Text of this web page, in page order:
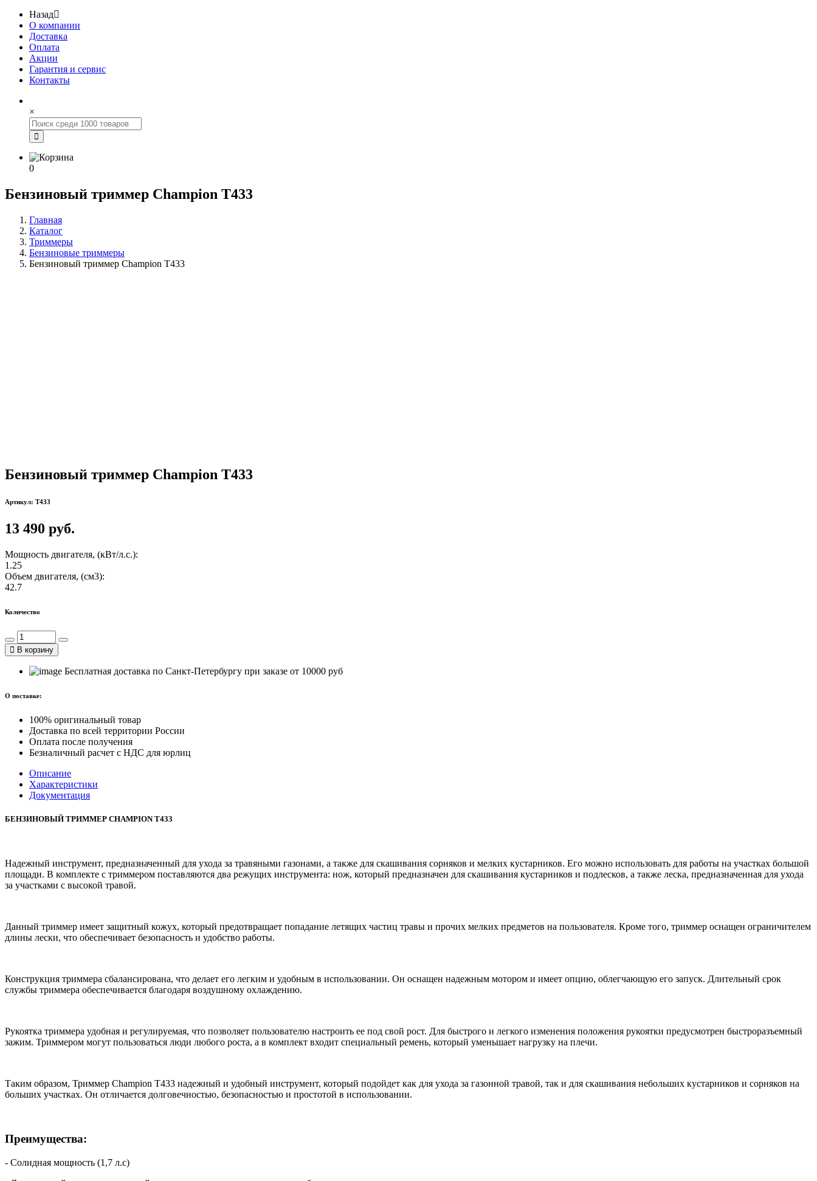
Назад
О компании
Доставка
Оплата
Акции
Гарантия и сервис
Контакты
×
0
Бензиновый триммер Champion Т433
Главная
Каталог
Триммеры
Бензиновые триммеры
Бензиновый триммер Champion Т433
Бензиновый триммер Champion Т433
Артикул: T433
13 490 руб.
Мощность двигателя, (кВт/л.с.):
1.25
Объем двигателя, (см3):
42.7
Количество
В корзину
Бесплатная доставка по Санкт-Петербургу при заказе от 10000 руб
О поставке:
100% оригинальный товар
Доставка по всей территории России
Оплата после получения
Безналичный расчет с НДС для юрлиц
Описание
Характеристики
Документация
БЕНЗИНОВЫЙ ТРИММЕР CHAMPION Т433
Надежный инструмент, предназначенный для ухода за травяными газонами, а также для скашивания сорняков и мелких кустарников. Его можно использовать для работы на участках большой
площади. В комплекте с триммером поставляются два режущих инструмента: нож, который предназначен для скашивания кустарников и подлесков, а также леска, предназначенная для ухода
за участками с высокой травой.
Данный триммер имеет защитный кожух, который предотвращает попадание летящих частиц травы и прочих мелких предметов на пользователя. Кроме того, триммер оснащен ограничителем
длины лески, что обеспечивает безопасность и удобство работы.
Конструкция триммера сбалансирована, что делает его легким и удобным в использовании. Он оснащен надежным мотором и имеет опцию, облегчающую его запуск. Длительный срок
службы триммера обеспечивается благодаря воздушному охлаждению.
Рукоятка триммера удобная и регулируемая, что позволяет пользователю настроить ее под свой рост. Для быстрого и легкого изменения положения рукоятки предусмотрен быстроразъемный
зажим. Триммером могут пользоваться люди любого роста, а в комплект входит специальный ремень, который уменьшает нагрузку на плечи.
Таким образом, Триммер Champion Т433 надежный и удобный инструмент, который подойдет как для ухода за газонной травой, так и для скашивания небольших кустарников и сорняков на
больших участках. Он отличается долговечностью, безопасностью и простотой в использовании.
Преимущества:
- Солидная мощность (1,7 л.с)